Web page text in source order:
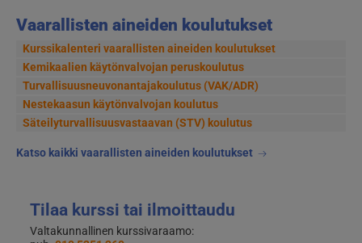
Vaarallisten aineiden koulutukset
Kurssikalenteri vaarallisten aineiden koulutukset
Kemikaalien käytönvalvojan peruskoulutus
Turvallisuusneuvonantajakoulutus (VAK/ADR)
Nestekaasun käytönvalvojan koulutus
Säteilyturvallisuusvastaavan (STV) koulutus
Katso kaikki vaarallisten aineiden koulutukset
Tilaa kurssi tai ilmoittaudu
Valtakunnallinen kurssivaraamo: